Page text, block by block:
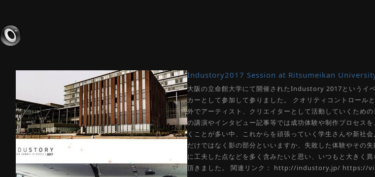
Industory2017 Session at Ritsumeikan
大阪の立命館大学にて開催されたIndustory 2017というイ
カーとして参加して参りました。 クオリティコントロール
外でアーティスト、クリエイターとして活動していくため
の講演やインタビュー記事等では成功体験や制作プロセス
くことが多い中、これからを頑張っていく学生さんや新社
だけではなく影の部分といいますか、失敗した体験やその
に工夫した点などを多く含みたいと思い、いつもと大きく
頂きました。 関連リンク： http://industory.jp/ https://